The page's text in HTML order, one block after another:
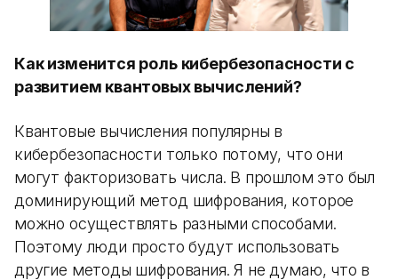
Как изменится роль кибербезопасности с
развитием квантовых вычислений?
Квантовые вычисления популярны в
кибербезопасности только потому, что они
могут факторизовать числа. В прошлом это был
доминирующий метод шифрования, которое
можно осуществлять разными способами.
Поэтому люди просто будут использовать
другие методы шифрования. Я не думаю, что в